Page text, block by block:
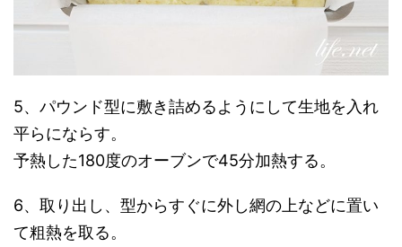
5、パウンド型に敷き詰めるようにして生地を入れ
平らにならす。
予熱した180度のオーブンで45分加熱する。
6、取り出し、型からすぐに外し網の上などに置い
て粗熱を取る。